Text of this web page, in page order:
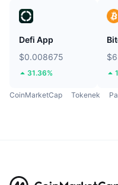
Defi App
$0.008675
31.36%
CoinMarketCap Tokenek